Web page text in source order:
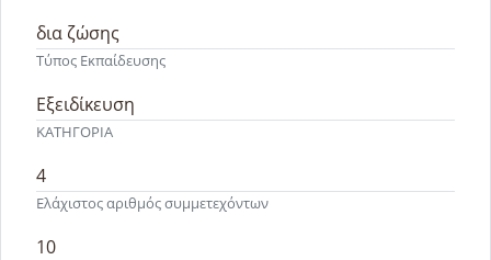
Τύπος Εκπαίδευσης
δια ζώσης
ΚΑΤΗΓΟΡΙΑ
Εξειδίκευση
Ελάχιστος αριθμός συμμετεχόντων
4
10